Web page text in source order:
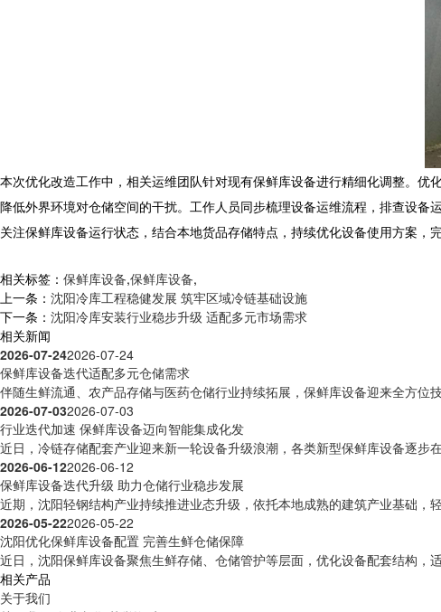
本次优化改造工作中，相关运维团队针对现有保鲜库设备进行精细化调整。优
降低外界环境对仓储空间的干扰。工作人员同步梳理设备运维流程，排查设
关注保鲜库设备运行状态，结合本地货品存储特点，持续优化设备使用方案，
相关标签： 保鲜库设备,保鲜库设备,
上一条： 沈阳冷库工程稳健发展 筑牢区域冷链基础设施
下一条： 沈阳冷库安装行业稳步升级 适配多元市场需求
相关新闻
2026-07-242026-07-24
保鲜库设备迭代适配多元仓储需求
伴随生鲜流通、农产品存储与医药仓储行业持续拓展，保鲜库设备迎来全方位
2026-07-032026-07-03
行业迭代加速 保鲜库设备迈向智能集成化发
近日，冷链存储配套产业迎来新一轮设备升级浪潮，各类新型保鲜库设备逐步
2026-06-122026-06-12
保鲜库设备迭代升级 助力仓储行业稳步发展
近期，沈阳轻钢结构产业持续推进业态升级，依托本地成熟的建筑产业基础，
2026-05-222026-05-22
沈阳优化保鲜库设备配置 完善生鲜仓储保障
近日，沈阳保鲜库设备聚焦生鲜存储、仓储管护等层面，优化设备配套结构，
相关产品
关于我们